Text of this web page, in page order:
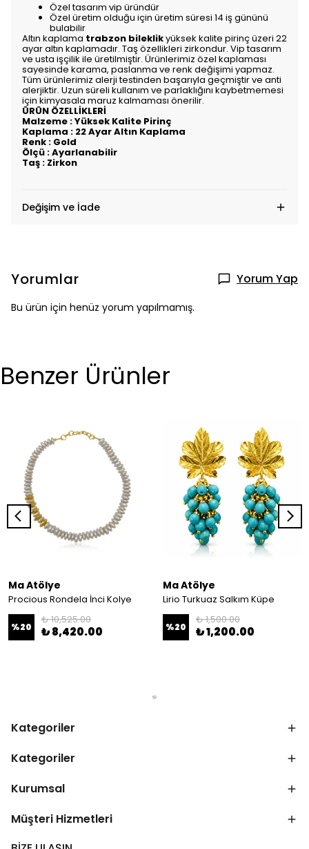
Özel tasarım vip üründür
Özel üretim olduğu için üretim süresi 14 iş gününü
bulabilir
Altın kaplama trabzon bileklikyüksek kalite pirinç üzeri 22
ayar altın kaplamadır. Taş özellikleri zirkondur. Vip tasarım
ve usta işçilik ile üretilmiştir. Ürünlerimiz özel kaplaması
sayesinde karama, paslanma ve renk değişimi yapmaz.
Tüm ürünlerimiz alerji testinden başarıyla geçmiştir ve anti
alerjiktir. Uzun süreli kullanım ve parlaklığını kaybetmemesi
için kimyasala maruz kalmaması önerilir.
ÜRÜN ÖZELLİKLERİ
Malzeme : Yüksek Kalite Pirinç
Kaplama : 22 Ayar Altın Kaplama
Renk : Gold
Ölçü : Ayarlanabilir
Taş : Zirkon
Değişim ve İade
Yorumlar Yorum Yap
Bu ürün için henüz yorum yapılmamış.
Benzer Ürünler
Ma Atölye
Procious Rondela İnci Kolye
%20
₺ 10,525.00
₺ 8,420.00
Ma Atölye
Lirio Turkuaz Salkım Küpe
%20
₺ 1,500.00
₺ 1,200.00
Kategoriler
Kategoriler
Kurumsal
Müşteri Hizmetleri